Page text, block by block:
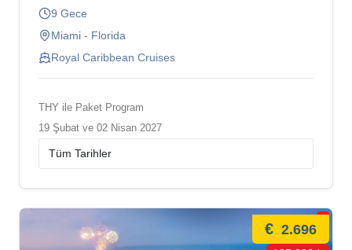
9 Gece
Miami - Florida
Royal Caribbean Cruises
THY ile Paket Program
19 Şubat ve 02 Nisan 2027
€ 2.696